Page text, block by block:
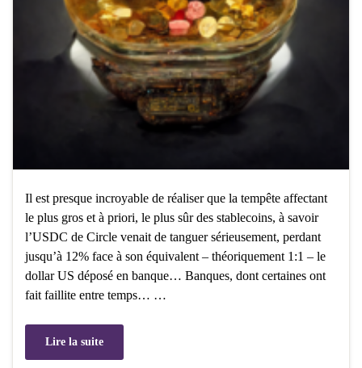
Il est presque incroyable de réaliser que la tempête affectant
le plus gros et à priori, le plus sûr des stablecoins, à savoir
l’USDC de Circle venait de tanguer sérieusement, perdant
jusqu’à 12% face à son équivalent – théoriquement 1:1 – le
dollar US déposé en banque… Banques, dont certaines ont
fait faillite entre temps… …
Lire la suite